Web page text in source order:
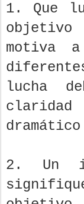
1. Que
motiva
lucha
2. Un